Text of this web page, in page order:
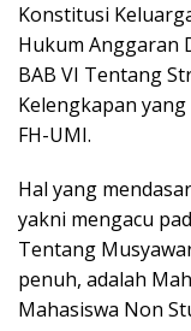
Konstitusi
Hukum Anggaran
BAB VI Tentang
Kelengkapan
FH-UMI.
Hal yang
yakni mengacu
Tentang
penuh, adalah
Mahasiswa Non